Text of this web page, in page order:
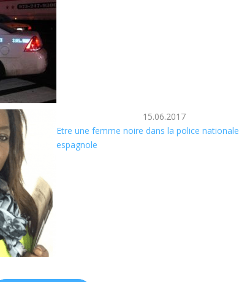
15.06.2017
Etre une femme noire dans la police nationale
espagnole